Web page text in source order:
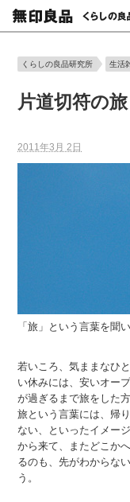
くらしの良品研究所 生活
片道切符の旅
2011年3月 2日
「旅」という言葉を聞
若いころ、気ままなひ
い休みには、安いオー
が過ぎるまで旅をした
旅という言葉には、帰
ない、といったイメー
から来て、またどこか
るのも、先がわからな
う。